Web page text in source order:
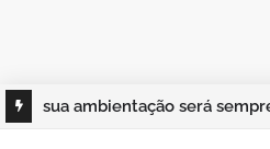
sua ambientação será